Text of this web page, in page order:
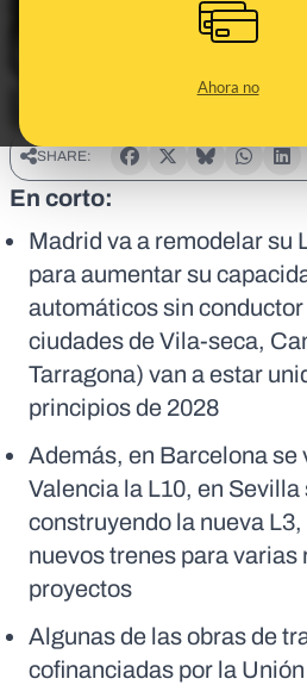
Ahora no
SHARE:
En corto:
Madrid va a remodelar su
para aumentar su
automáticos sin conductor
ciudades de Vila-seca,
Tarragona) van a estar
principios de 2028
Además, en Barcelona se
Valencia la L10, en Sevilla
construyendo la nueva
nuevos trenes para varias
proyectos
Algunas de las obras de
cofinanciadas por la